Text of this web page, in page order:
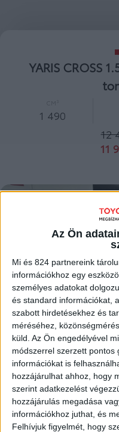
Az Ön
Mi és 824 partnereink
információkhoz egy
személyes adatokat
és standard információkat,
szabott hirdetésekhez és
méréséhez,
küld. Az Ön engedélyével
módszerrel szerzett pontos
információkat is
hozzájárulhat ahhoz, hogy
szerint adatkezelést
hozzájárulás megadása
információkhoz juthat, és
Felhívjuk figyelmét, hogy
YARIS CROSS
1 490
12
11